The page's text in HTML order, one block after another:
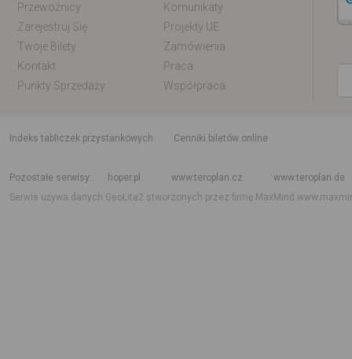
Przewoźnicy
Komunikaty
Zarejestruj Się
Projekty UE
Twoje Bilety
Zamówienia
Kontakt
Praca
Punkty Sprzedaży
Współpraca
indeks tabliczek przystankowych
Cenniki biletów online
Pozostałe serwisy
hoper.pl www.teroplan.cz
www.teroplan.de
Serwis używa danych GeoLite2 stworzonych przez firmę MaxMind